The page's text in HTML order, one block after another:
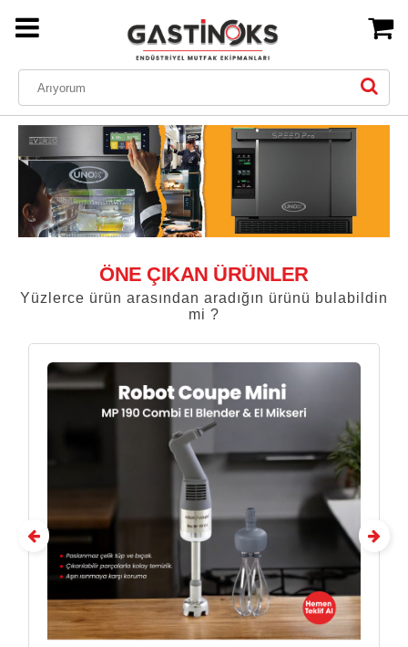
ÖNE ÇIKAN ÜRÜNLER
Yüzlerce ürün arasından aradığın ürünü bulabildin
mi ?